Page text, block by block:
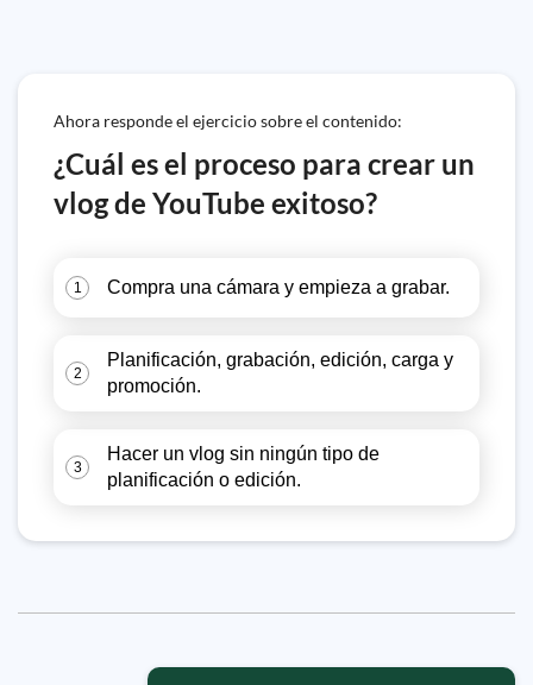
Ahora responde el ejercicio sobre el contenido:
¿Cuál es el proceso para crear un
vlog de YouTube exitoso?
1 Compra una cámara y empieza a grabar.
2
Planificación, grabación, edición, carga y
promoción.
3
Hacer un vlog sin ningún tipo de
planificación o edición.